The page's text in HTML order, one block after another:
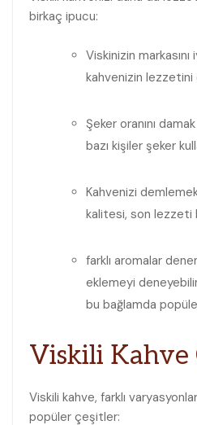
‍birkaç⁢ ipucu:
Viskinizin
kahvenizin
Şeker oranını
bazı​ kişiler ⁢şeker
Kahvenizi
kalitesi, son lezzeti
farklı aromalar
eklemeyi
bu bağlamda
Viskili Kahve
Viskili kahve, farklı
popüler çeşitler: